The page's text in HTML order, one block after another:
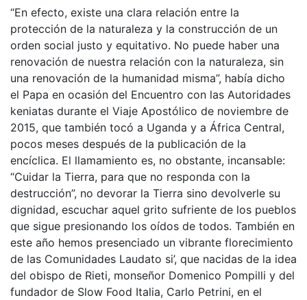
“En efecto, existe una clara relación entre la
protección de la naturaleza y la construcción de un
orden social justo y equitativo. No puede haber una
renovación de nuestra relación con la naturaleza, sin
una renovación de la humanidad misma”, había dicho
el Papa en ocasión del Encuentro con las Autoridades
keniatas durante el Viaje Apostólico de noviembre de
2015, que también tocó a Uganda y a África Central,
pocos meses después de la publicación de la
encíclica. El llamamiento es, no obstante, incansable:
“Cuidar la Tierra, para que no responda con la
destrucción”, no devorar la Tierra sino devolverle su
dignidad, escuchar aquel grito sufriente de los pueblos
que sigue presionando los oídos de todos. También en
este año hemos presenciado un vibrante florecimiento
de las Comunidades Laudato si’, que nacidas de la idea
del obispo de Rieti, monseñor Domenico Pompilli y del
fundador de Slow Food Italia, Carlo Petrini, en el